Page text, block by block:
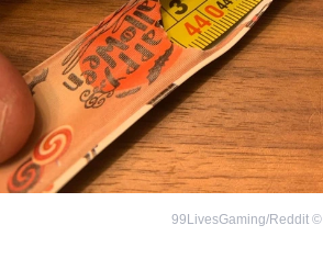
©
99LivesGaming/Reddit